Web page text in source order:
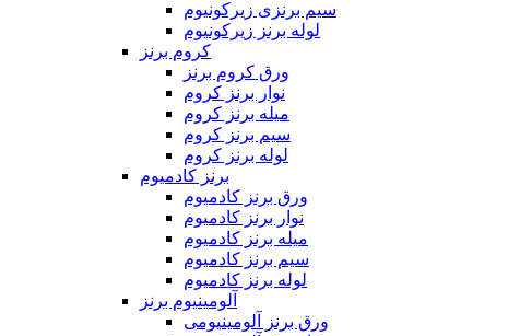
سیم برنزی زیرکونیوم
لوله برنز زیرکونیوم
کروم برنز
ورق کروم برنز
نوار برنز کروم
میله برنز کروم
سیم برنز کروم
لوله برنز کروم
برنز کادمیوم
ورق برنز کادمیوم
نوار برنز کادمیوم
میله برنز کادمیوم
سیم برنز کادمیوم
لوله برنز کادمیوم
آلومینیوم برنز
ورق برنز آلومینیومی